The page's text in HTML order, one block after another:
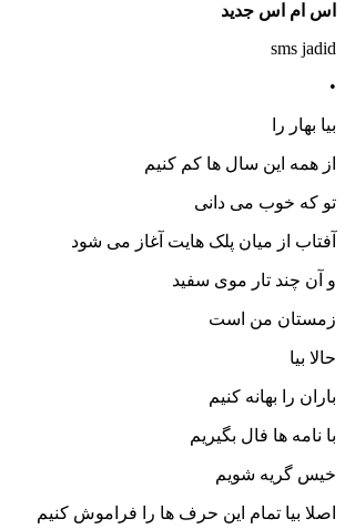
اس ام اس جدید
sms jadid
•
بیا بهار را
از همه این سال ها کم کنیم
تو که خوب می دانی
آفتاب از میان پلک هایت آغاز می شود
و آن چند تار موی سفید
زمستان من است
حالا بیا
باران را بهانه کنیم
با نامه ها فال بگیریم
خیس گریه شویم
اصلا بیا تمام این حرف ها را فراموش کنیم